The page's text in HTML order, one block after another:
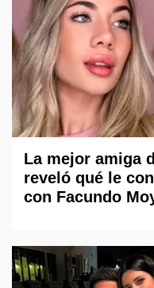
La mejor amiga
reveló qué le
con Facundo